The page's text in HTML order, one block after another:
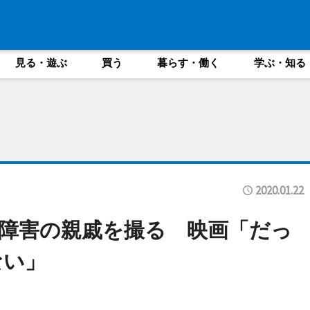
見る・遊ぶ 買う 暮らす・働く 学ぶ・知る
2020.01.22
害の親戚を撮る 映画「だっ
」